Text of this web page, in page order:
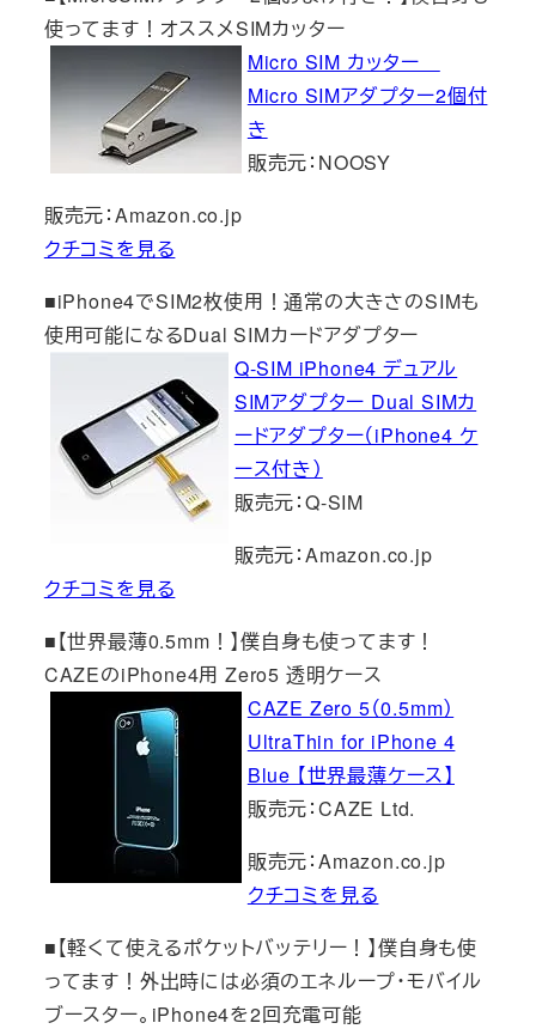
使ってます！オススメSIMカッター
Micro SIM カッター
Micro SIMアダプター2個付
き
販売元：NOOSY
販売元：Amazon.co.jp
クチコミを見る
■iPhone4でSIM2枚使用！通常の大きさのSIMも
使用可能になるDual SIMカードアダプター
Q-SIM iPhone4 デュアル
SIMアダプター Dual SIMカ
ードアダプター（iPhone4 ケ
ース付き）
販売元：Q-SIM
販売元：Amazon.co.jp
クチコミを見る
■【世界最薄0.5mm！】僕自身も使ってます！
CAZEのiPhone4用 Zero5 透明ケース
CAZE Zero 5（0.5mm）
UltraThin for iPhone 4
Blue 【世界最薄ケース】
販売元：CAZE Ltd.
販売元：Amazon.co.jp
クチコミを見る
■【軽くて使えるポケットバッテリー！】僕自身も使
ってます！外出時には必須のエネループ・モバイル
ブースター。iPhone4を2回充電可能